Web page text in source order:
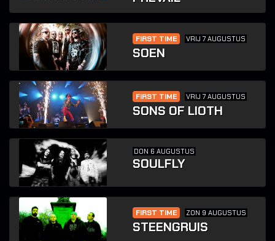
FIRST TIME VRIJ 7 AUGUSTUS
SOEN
FIRST TIME VRIJ 7 AUGUSTUS
SONS OF LIOTH
DON 6 AUGUSTUS
SOULFLY
FIRST TIME ZON 9 AUGUSTUS
STEENGRUIS